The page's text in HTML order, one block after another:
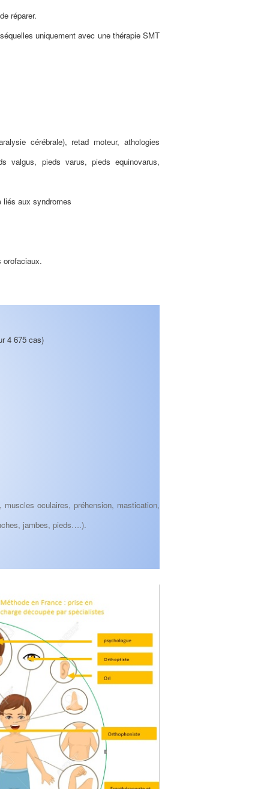
réparer.
uniquement avec une thérapie SMT
cérébrale), retad moteur, athologies
valgus, pieds varus, pieds equinovarus,
liés aux syndromes
orofaciaux.
4 675 cas)
oculaires, préhension, mastication,
jambes, pieds….).